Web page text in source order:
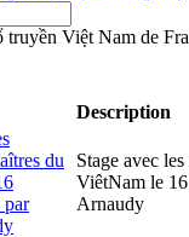
truyền Việt Nam de
Description
du
par
Stage avec
ViêtNam le
Arnaudy